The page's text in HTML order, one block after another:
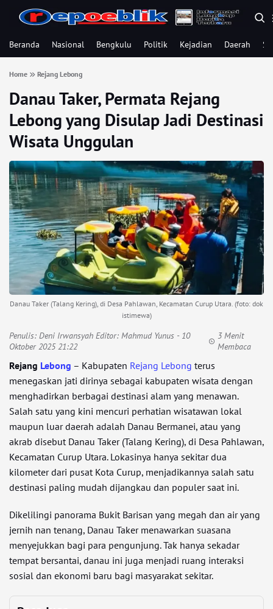
Beranda Nasional Bengkulu Politik Kejadian Daerah
Home Rejang Lebong
Danau Taker, Permata Rejang
Lebong yang Disulap Jadi Destinasi
Wisata Unggulan
Danau Taker (Talang Kering), di Desa Pahlawan, Kecamatan Curup Utara. (foto: dok
istimewa)
Penulis: Deni Irwansyah Editor: Mahmud Yunus - 10
Oktober 2025 21:22
3 Menit
Membaca
Rejang Lebong – Kabupaten Rejang Lebong terus
menegaskan jati dirinya sebagai kabupaten wisata dengan
menghadirkan berbagai destinasi alam yang menawan.
Salah satu yang kini mencuri perhatian wisatawan lokal
maupun luar daerah adalah Danau Bermanei, atau yang
akrab disebut Danau Taker (Talang Kering), di Desa Pahlawan,
Kecamatan Curup Utara. Lokasinya hanya sekitar dua
kilometer dari pusat Kota Curup, menjadikannya salah satu
destinasi paling mudah dijangkau dan populer saat ini.
Dikelilingi panorama Bukit Barisan yang megah dan air yang
jernih nan tenang, Danau Taker menawarkan suasana
menyejukkan bagi para pengunjung. Tak hanya sekadar
tempat bersantai, danau ini juga menjadi ruang interaksi
sosial dan ekonomi baru bagi masyarakat sekitar.